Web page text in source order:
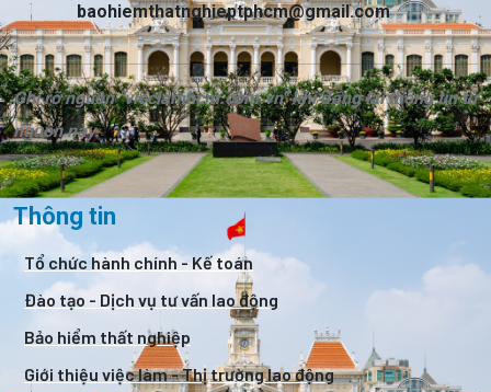
baohiemthatnghieptphcm@gmail.com
Ghi rõ nguồn "vieclamhcm.com.vn" khi đăng lại thông tin từ
nguồn này.
Thông tin
Tổ chức hành chính - Kế toán
Đào tạo - Dịch vụ tư vấn lao động
Bảo hiểm thất nghiệp
Giới thiệu việc làm - Thị trường lao động